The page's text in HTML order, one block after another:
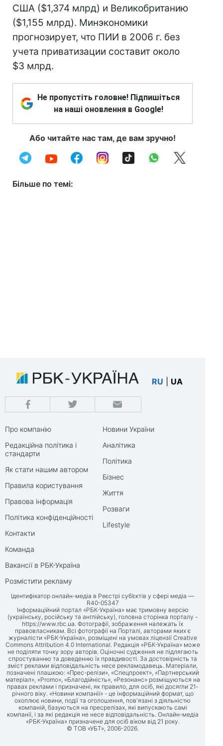
США ($1,374 млрд) и Великобританию
($1,155 млрд). Минэкономики
прогнозирует, что ПИИ в 2006 г. без
учета приватизации составит около
$3 млрд.
Не пропустіть головне! Підпишіться
на наші оновлення в Google!
Або читайте нас там, де вам зручно!
Більше по темі:
RU UA
Про компанію
Редакційна політика і
стандарти
Як стати нашим автором
Правила користування
Правова інформація
Політика конфіденційності
Контакти
Команда
Вакансії в РБК-Україна
Розмістити рекламу
Новини України
Аналітика
Політика
Бізнес
Життя
Розваги
Lifestyle
Ідентифікатор онлайн-медіа в Реєстрі суб’єктів у сфері медіа —
R40-05347
Інформаційний портал «РБК-Україна» має тримовну версію
(українську, російську та англійську), головна сторінка порталу -
https://www.rbc.ua. Фотографії, зображення належать їх
правовласникам. Всі фотографії на Порталі, авторами яких є
журналісти «РБК-Україна», розміщені на умовах ліцензії Creative
Commons Attribution 4.0 International. Редакція «РБК-Україна» може
не поділяти точку зору авторів. Оціночні судження не підлягають
спростуванню та доведенню їх правдивості. За достовірність та
зміст реклами відповідальність несе рекламодавець. Матеріали,
позначені плашкою: «Прес-релізи», «Спецпроект», «Партнерський
матеріал», «Promo», «Благодійність», «Резонанс» розміщуються на
правах реклами і призначені, як правило, для осіб, які досягли 21-
річного віку. «Новини компанії» - це інформаційний формат, що
охоплює новини, події та оголошення, пов'язані з діяльністю
компаній, базуються на пресрелізах, які випускають самі
компанії, і за які редакція не несе відповідальність. Онлайн-медіа
«РБК-Україна» призначене для осіб віком від 21 року.
© ТОВ «УБТ», 2006-2026.